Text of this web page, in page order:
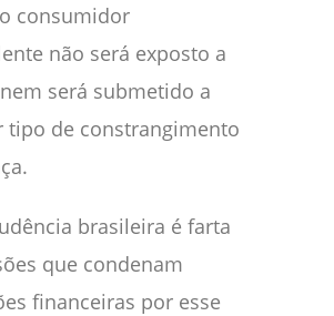
consumidor
não será exposto a
será submetido a
tipo de constrangimento
brasileira é farta
que condenam
financeiras por esse